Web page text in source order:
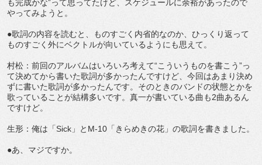
も完成かな”って思ってたけど、スケジュールに余裕があったので
やってみようと。
●歌詞の内容を読むと、ものすごく内省的なのか、ひっくり返って
ものすごく外にベクトルが向いているようにも思えて。
村松：前回のアルバムはいろいろ考えて“こういうものを書こう”っ
て決めてから書いた歌詞が多かったんですけど、今回はあまり決め
ずに書いた歌詞が多かったんです。そのときのバンドの状態とかを
歌っていることが結構多いです。真一が書いている曲も2曲あるん
ですけど。
生形：俺は「Sick」とM-10「きらめきの花」の歌詞を書きました。
●あ、マジですか。